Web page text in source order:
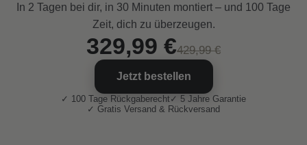
In 2 Tagen bei dir, in 30 Minuten montiert – und 100 Tage
Zeit, dich zu überzeugen.
329,99 €429,99 €
Jetzt bestellen
✓ 100 Tage Rückgaberecht✓ 5 Jahre Garantie
✓ Gratis Versand & Rückversand